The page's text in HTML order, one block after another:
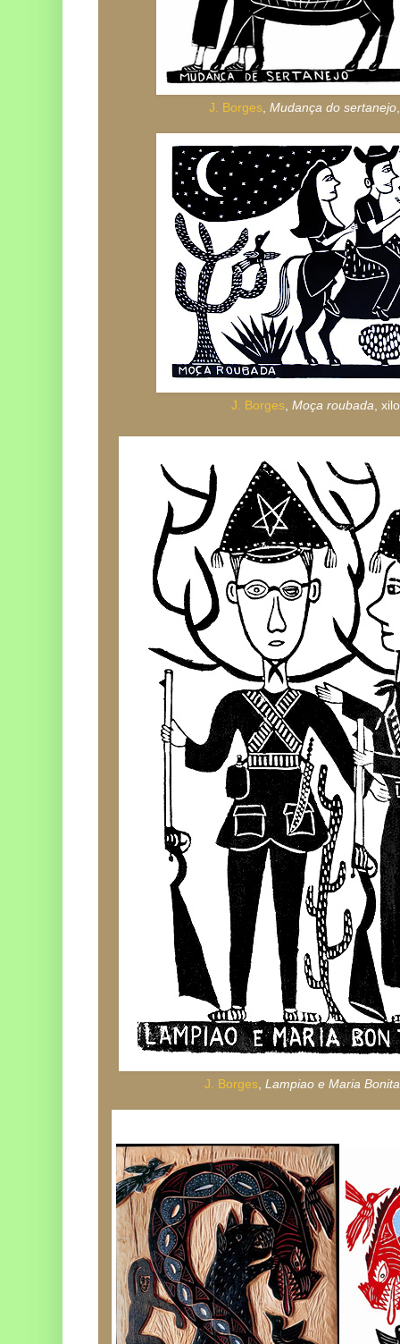
J. Borges, Mudança do sertanejo
J. Borges, Moça roubada,
J. Borges,Lampiao e Maria Bonita